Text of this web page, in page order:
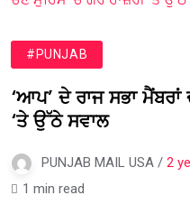
#PUNJAB
‘ਆਪ’ ਦੇ ਰਾਜ ਸਭਾ ਮੈਂਬਰਾਂ
‘ਤੇ ਉੱਠੇ ਸਵਾਲ
PUNJAB MAIL USA / 2
1 min read